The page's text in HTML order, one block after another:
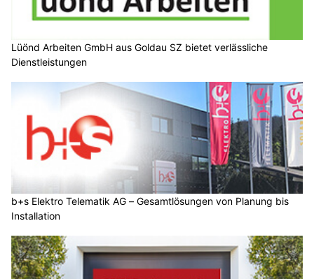
Lüönd Arbeiten GmbH aus Goldau SZ bietet verlässliche
Dienstleistungen
b+s Elektro Telematik AG – Gesamtlösungen von Planung bis
Installation